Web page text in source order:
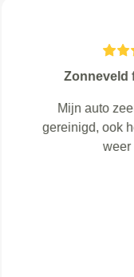
from Almere
afspraak. Netjes optijd.
de geschatte tijd
service dik tevreden